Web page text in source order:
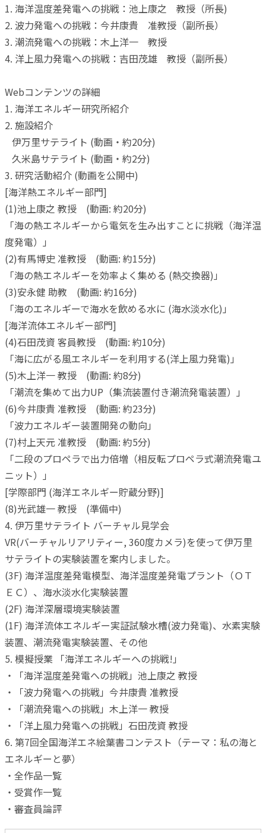
1. 海洋温度差発電への挑戦：池上康之 教授（所長)
2. 波力発電への挑戦：今井康貴 准教授（副所長）
3. 潮流発電への挑戦：木上洋一 教授
4. 洋上風力発電への挑戦：吉田茂雄 教授（副所長）
Webコンテンツの詳細
1. 海洋エネルギー研究所紹介
2. 施設紹介
伊万里サテライト (動画・約20分)
久米島サテライト (動画・約2分)
3. 研究活動紹介 (動画を公開中)
[海洋熱エネルギー部門]
(1)池上康之 教授 (動画: 約20分)
「海の熱エネルギーから電気を生み出すことに挑戦（海洋温
度発電）」
(2)有馬博史 准教授 (動画: 約15分)
「海の熱エネルギーを効率よく集める (熱交換器)」
(3)安永健 助教 (動画: 約16分)
「海のエネルギーで海水を飲める水に (海水淡水化)」
[海洋流体エネルギー部門]
(4)石田茂資 客員教授 (動画: 約10分)
「海に広がる風エネルギーを利用する(洋上風力発電)」
(5)木上洋一 教授 (動画: 約8分)
「潮流を集めて出力UP（集流装置付き潮流発電装置）」
(6)今井康貴 准教授 (動画: 約23分)
「波力エネルギー装置開発の動向」
(7)村上天元 准教授 (動画: 約5分)
「二段のプロペラで出力倍増（相反転プロペラ式潮流発電ユ
ニット）」
[学際部門 (海洋エネルギー貯蔵分野)]
(8)光武雄一 教授 (準備中)
4. 伊万里サテライト バーチャル見学会
VR(バーチャルリアリティー, 360度カメラ)を使って伊万里
サテライトの実験装置を案内しました。
(3F) 海洋温度差発電模型、海洋温度差発電プラント（ＯＴ
ＥＣ）、海水淡水化実験装置
(2F) 海洋深層環境実験装置
(1F) 海洋流体エネルギー実証試験水槽(波力発電)、水素実験
装置、潮流発電実験装置、その他
5. 模擬授業 「海洋エネルギーへの挑戦!」
・「海洋温度差発電への挑戦」池上康之 教授
・「波力発電への挑戦」今井康貴 准教授
・「潮流発電への挑戦」木上洋一 教授
・「洋上風力発電への挑戦」石田茂資 教授
6. 第7回全国海洋エネ絵葉書コンテスト（テーマ：私の海と
エネルギーと夢）
・全作品一覧
・受賞作一覧
・審査員論評